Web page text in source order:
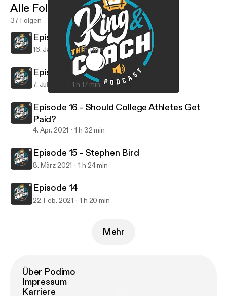
King and the Coach Podcast
Alle Folgen
37 Folgen
Episode 18
16. Jan. 2022 1 h 1 min
Episode 17
7. Juli 2021 1 h 17 min
Episode 16 - Should College Athletes Get
Paid?
4. Apr. 2021 1 h 32 min
Episode 15 - Stephen Bird
8. März 2021 1 h 24 min
Episode 14
22. Feb. 2021 1 h 20 min
Mehr
Über Podimo
Impressum
Karriere